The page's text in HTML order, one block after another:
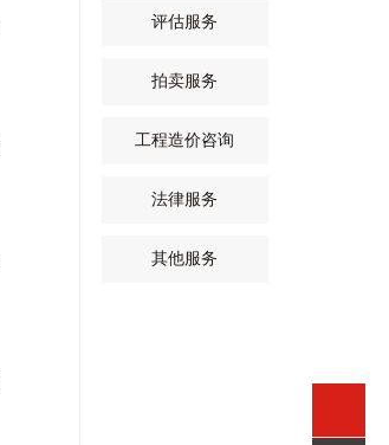
评估服务
拍卖服务
工程造价咨询
法律服务
其他服务